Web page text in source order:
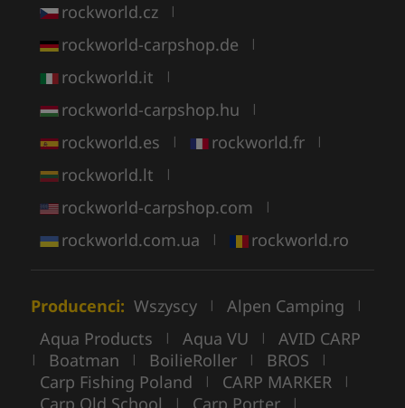
rockworld.cz |
rockworld-carpshop.de |
rockworld.it |
rockworld-carpshop.hu |
rockworld.es | rockworld.fr |
rockworld.lt |
rockworld-carpshop.com |
rockworld.com.ua | rockworld.ro
Producenci: Wszyscy | Alpen Camping |
Aqua Products | Aqua VU | AVID CARP
| Boatman | BoilieRoller | BROS |
Carp Fishing Poland | CARP MARKER |
Carp Old School | Carp Porter |